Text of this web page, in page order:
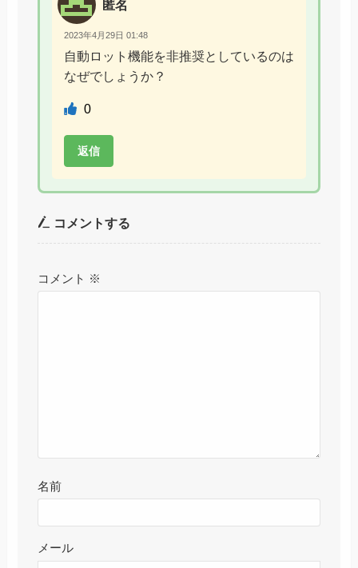
匿名
2023年4月29日 01:48
自動ロット機能を非推奨としているのは
なぜでしょうか？
0
返信
コメントする
コメント ※
名前
メール